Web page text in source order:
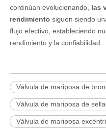
continúan evolucionando, las
rendimiento siguen siendo
flujo efectivo, estableciendo
rendimiento y la confiabilidad.
Válvula de mariposa de
Válvula de mariposa de
Válvula de mariposa